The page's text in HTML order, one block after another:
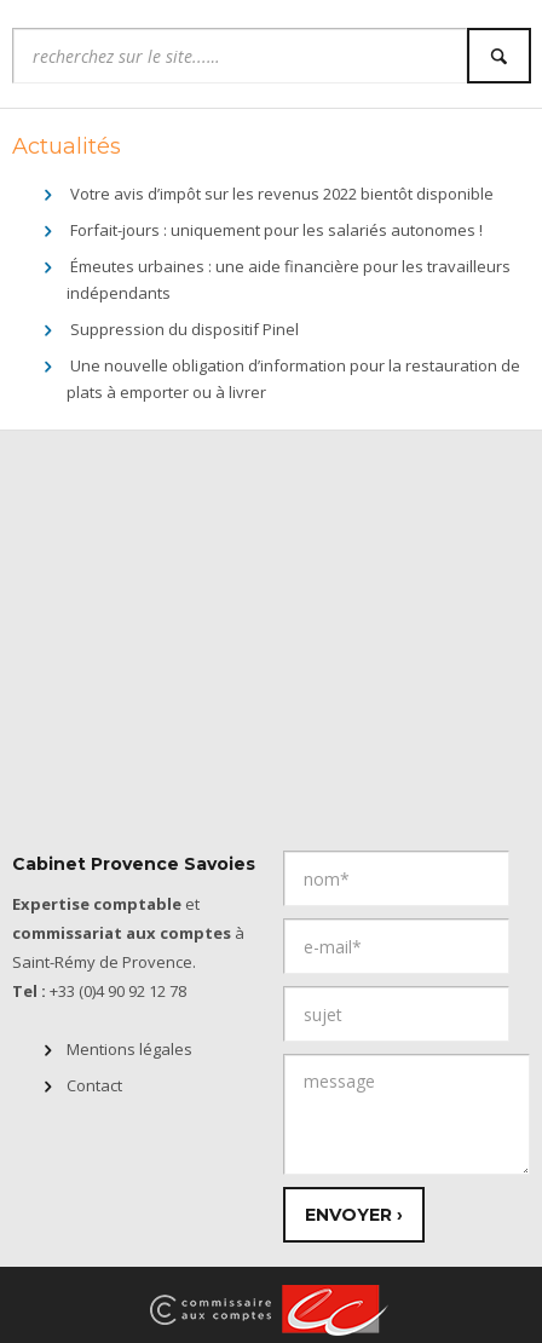
Actualités
Votre avis d’impôt sur les revenus 2022 bientôt disponible
Forfait-jours : uniquement pour les salariés autonomes !
Émeutes urbaines : une aide financière pour les travailleurs
indépendants
Suppression du dispositif Pinel
Une nouvelle obligation d’information pour la restauration de
plats à emporter ou à livrer
Cabinet Provence Savoies
Expertise comptable et
commissariat aux comptes à
Saint-Rémy de Provence.
Tel : +33 (0)4 90 92 12 78
Mentions légales
Contact